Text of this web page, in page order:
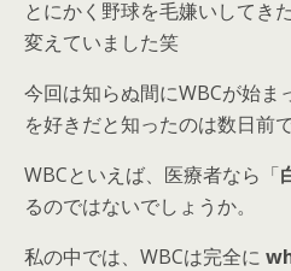
とにかく野球を毛嫌いしてき
変えていました笑
今回は知らぬ間にWBCが始ま
を好きだと知ったのは数日前
WBCといえば、医療者なら「
るのではないでしょうか。
私の中では、WBCは完全に